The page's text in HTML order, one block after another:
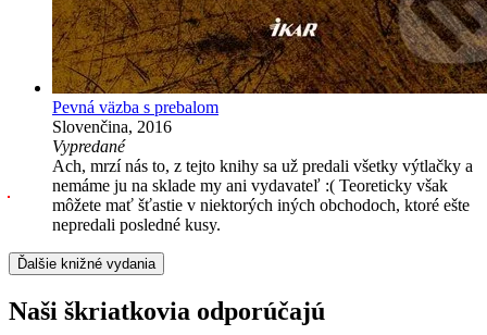
Pevná väzba s prebalom
Slovenčina, 2016
Vypredané
Ach, mrzí nás to, z tejto knihy sa už predali všetky výtlačky a
nemáme ju na sklade my ani vydavateľ :( Teoreticky však
môžete mať šťastie v niektorých iných obchodoch, ktoré ešte
nepredali posledné kusy.
Ďalšie knižné vydania
Naši škriatkovia odporúčajú